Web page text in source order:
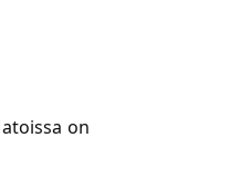
on